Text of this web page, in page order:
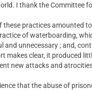
I thank the Committee
these practices amounted
of waterboarding,
and unnecessary ; and,
makes clear, it produced
new attacks and
that the abuse of